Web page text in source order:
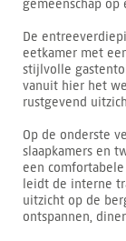
gemeenschap op
De
eetkamer met
stijlvolle
vanuit hier het
rustgevend
Op de onderste
slaapkamers en
een
leidt de interne
uitzicht op de
ontspannen,